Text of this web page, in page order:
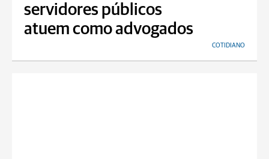
servidores públicos
atuem como advogados
COTIDIANO